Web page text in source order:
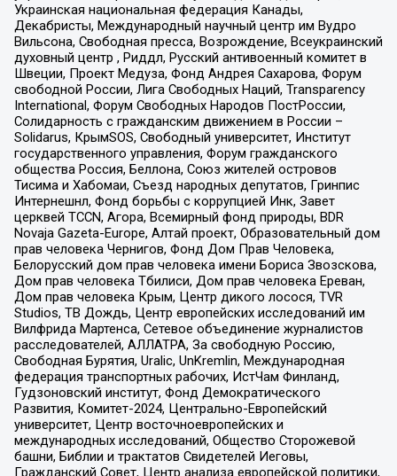
Украинская национальная федерация Канады,
Декабристы, Международный научный центр им Вудро
Вильсона, Свободная пресса, Возрождение, Всеукраинский
духовный центр , Риддл, Русский антивоенный комитет в
Швеции, Проект Медуза, Фонд Андрея Сахарова, Форум
свободной России, Лига Свободных Наций, Transparеncy
International, Форум Свободных Народов ПостРоссии,
Солидарность с гражданским движением в России –
Solidarus, КрымSOS, Свободный университет, Институт
государственного управления, Форум гражданского
общества Россия, Беллона, Союз жителей островов
Тисима и Хабомаи, Съезд народных депутатов, Гринпис
Интернешнл, Фонд борьбы с коррупцией Инк, Завет
церквей TCCN, Агора, Всемирный фонд природы, BDR
Novaja Gazeta-Europe, Алтай проект, Образовательный дом
прав человека Чернигов, Фонд Дом Прав Человека,
Белорусский дом прав человека имени Бориса Звозскова,
Дом прав человека Тбилиси, Дом прав человека Ереван,
Дом прав человека Крым, Центр дикого лосося, TVR
Studios, ТВ Дождь, Центр европейских исследований им
Вилфрида Мартенса, Сетевое объединение журналистов
расследователей, АЛЛАТРА, За свободную Россию,
Свободная Бурятия, Uralic, UnKremlin, Международная
федерация транспортных рабочих, ИстЧам Финланд,
Гудзоновский институт, Фонд Демократического
Развития, Комитет-2024, Центрально-Европейский
университет, Центр восточноевропейских и
международных исследований, Общество Сторожевой
башни, Библии и трактатов Свидетелей Иеговы,
Гражданский Совет, Центр анализа европейской политики,